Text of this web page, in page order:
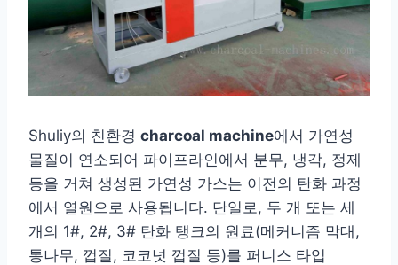
Shuliy의 친환경 charcoal machine에서 가연성
물질이 연소되어 파이프라인에서 분무, 냉각, 정제
등을 거쳐 생성된 가연성 가스는 이전의 탄화 과정
에서 열원으로 사용됩니다. 단일로, 두 개 또는 세
개의 1#, 2#, 3# 탄화 탱크의 원료(메커니즘 막대,
통나무, 껍질, 코코넛 껍질 등)를 퍼니스 타입